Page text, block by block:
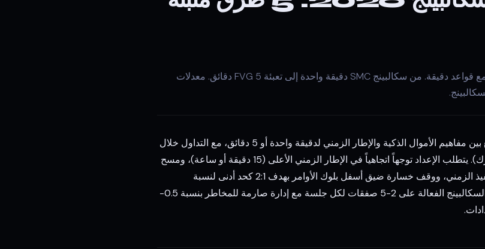
5 استراتيجيات سكالبينج مثبتة لعام 2026 مع قواعد دقيقة. من سكالبينج SMC دقيقة واحدة إلى تعبئة FVG 5 دقائق. معدلات
أفضل استراتيجية سكالبينج في 2026 تجمع بين مفاهيم الأموال الذكية والإطار الزمني لدقيقة واحدة أو 5 دقائق، مع التداول خلال
جلسات الحجم المرتفع (افتتاح لندن ونيويورك). يتطلب الإعداد توجهاً اتجاهياً في الإطار الزمني الأعلى (15 دقيقة أو ساعة)، ومسح
سيولة أو رد فعل بلوك أوامر على إطار التنفيذ الزمني، ووقف خسارة ضيق أسفل بلوك الأوامر بهدف 2:1 كحد أدنى لنسبة
المخاطرة إلى المكافأة. تركز استراتيجيات السكالبينج الفعالة على 2-5 صفقات لكل جلسة مع إدارة صارمة للمخاطر بنسبة 0.5-